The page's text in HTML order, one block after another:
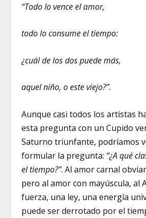
“Todo lo vence el amor,
todo lo consume el tiempo:
¿cuál de los dos puede más,
aquel niño, o este viejo?”.
Aunque casi todos los artistas
esta pregunta con un Cupido
Saturno triunfante, podríamos
formular la pregunta: “¿A qué
el tiempo?”. Al amor carnal
pero al amor con mayúscula, al
fuerza, una ley, una energía
puede ser derrotado por el